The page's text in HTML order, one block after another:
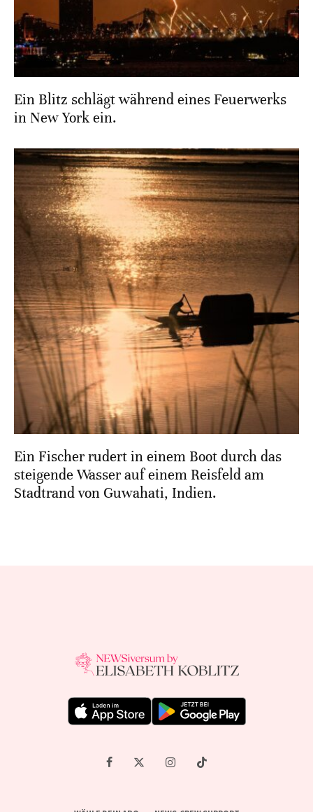
Ein Blitz schlägt während eines Feuerwerks
in New York ein.
Ein Fischer rudert in einem Boot durch das
steigende Wasser auf einem Reisfeld am
Stadtrand von Guwahati, Indien.